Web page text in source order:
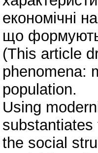
економічні
що формують
(This article
phenomena:
population.
Using
the social